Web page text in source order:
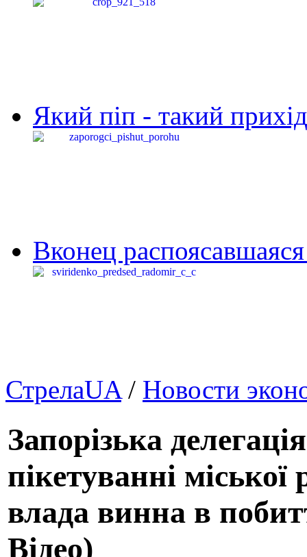
Який піп - такий
Вконец
СтрелаUA/ Новости
Запорізька
пікетуванні
влада винна в
Відео)